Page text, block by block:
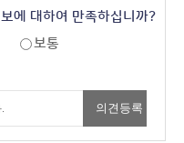
에 대하여 만족하십니까?
보통